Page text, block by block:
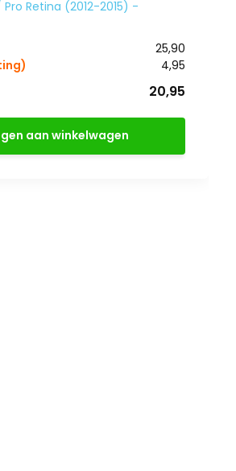
Retina (2012-2015) -
25,90
4,95
20,95
aan winkelwagen